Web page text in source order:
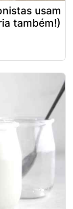
usam
também!)